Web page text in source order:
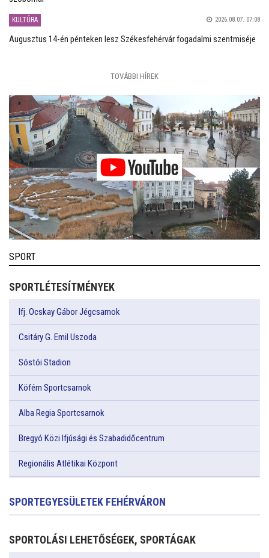
KULTÚRA 2026.08.07. 07:08
Augusztus 14-én pénteken lesz Székesfehérvár fogadalmi szentmiséje
TOVÁBBI HÍREK
SPORT
SPORTLÉTESÍTMÉNYEK
Ifj. Ocskay Gábor Jégcsarnok
Csitáry G. Emil Uszoda
Sóstói Stadion
Köfém Sportcsarnok
Alba Regia Sportcsarnok
Bregyó Közi Ifjúsági és Szabadidőcentrum
Regionális Atlétikai Központ
SPORTEGYESÜLETEK FEHÉRVÁRON
SPORTOLÁSI LEHETŐSÉGEK, SPORTÁGAK